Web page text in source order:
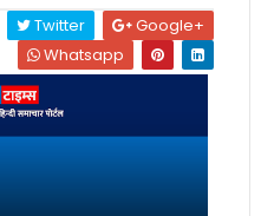
Twitter
Google+
Whatsapp